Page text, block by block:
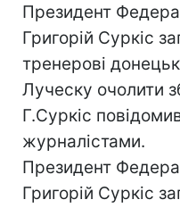
Президент
Григорій Суркіс
тренерові
Луческу очолити
Г.Суркіс
журналістами.
Президент
Григорій Суркіс